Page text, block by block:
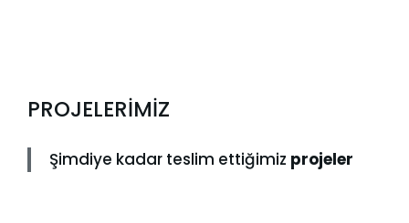
PROJELERİMİZ
Şimdiye kadar teslim ettiğimiz projeler